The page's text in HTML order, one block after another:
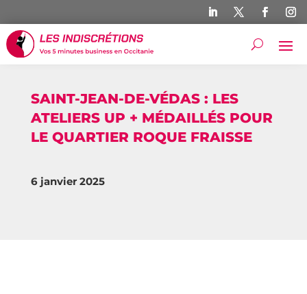
SAINT-JEAN-DE-VÉDAS : LES
ATELIERS UP + MÉDAILLÉS POUR
LE QUARTIER ROQUE FRAISSE
6 janvier 2025